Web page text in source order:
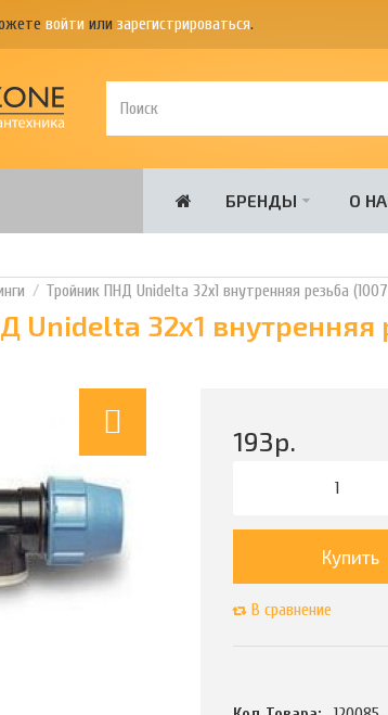
войти или зарегистрироваться.
БРЕНДЫ О
Тройник ПНД Unidelta 32х1 внутренняя резьба
Unidelta 32х1 внутренняя
193р.
Купить
В сравнение